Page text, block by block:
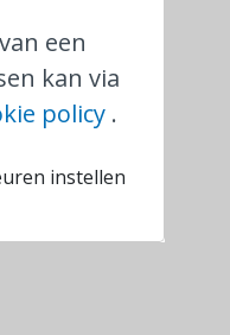
NMBS?
geen
graag
een
kan via
policy .
instellen